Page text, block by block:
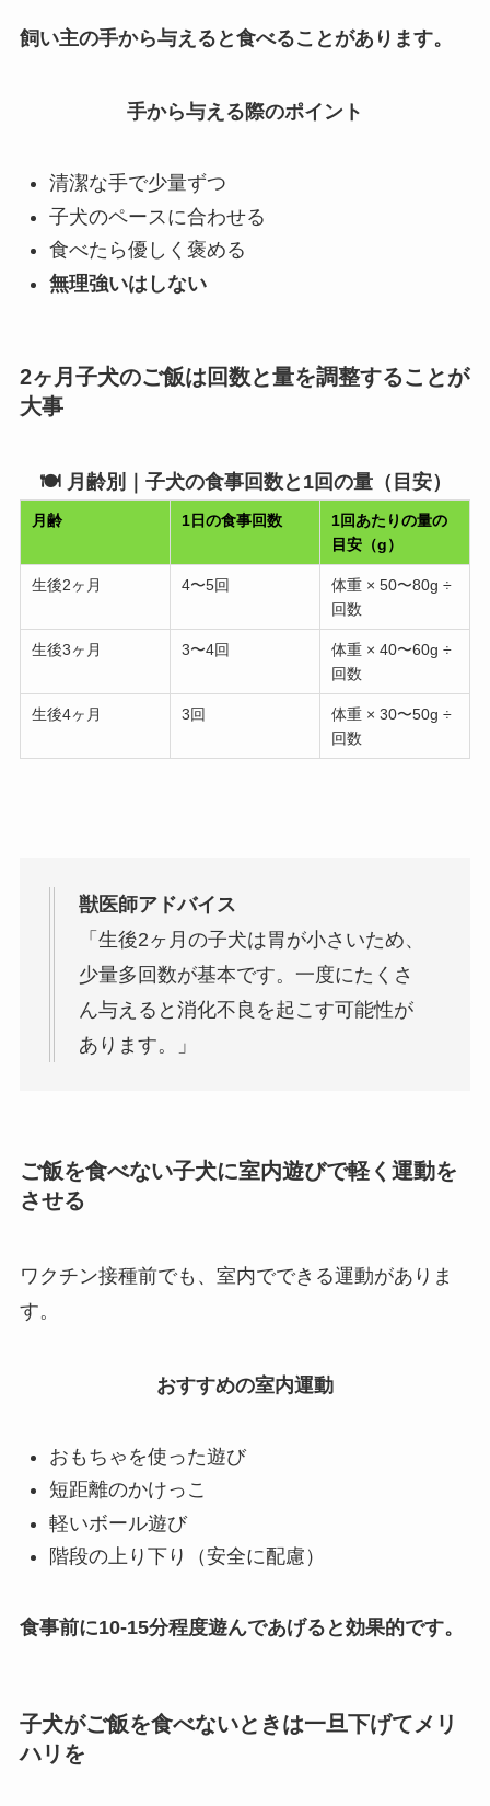
飼い主の手から与えると食べることがあります。
手から与える際のポイント
清潔な手で少量ずつ
子犬のペースに合わせる
食べたら優しく褒める
無理強いはしない
2ヶ月子犬のご飯は回数と量を調整することが
大事
🍽 月齢別｜子犬の食事回数と1回の量（目安）
月齢 1日の食事回数
1回あたりの量の
目安（g）
生後2ヶ月 4〜5回
体重 × 50〜80g ÷
回数
生後3ヶ月 3〜4回
体重 × 40〜60g ÷
回数
生後4ヶ月 3回
体重 × 30〜50g ÷
回数
獣医師アドバイス
「生後2ヶ月の子犬は胃が小さいため、
少量多回数が基本です。一度にたくさ
ん与えると消化不良を起こす可能性が
あります。」
ご飯を食べない子犬に室内遊びで軽く運動を
させる
ワクチン接種前でも、室内でできる運動がありま
す。
おすすめの室内運動
おもちゃを使った遊び
短距離のかけっこ
軽いボール遊び
階段の上り下り（安全に配慮）
食事前に10-15分程度遊んであげると効果的です。
子犬がご飯を食べないときは一旦下げてメリ
ハリを